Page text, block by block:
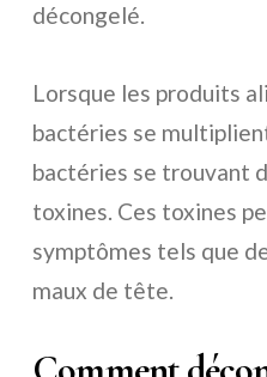
décongelé.
Lorsque les produits
bactéries se
bactéries se trouvant
toxines. Ces toxines
symptômes tels que
maux de tête.